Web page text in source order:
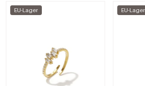
EU-Lager EU-Lager